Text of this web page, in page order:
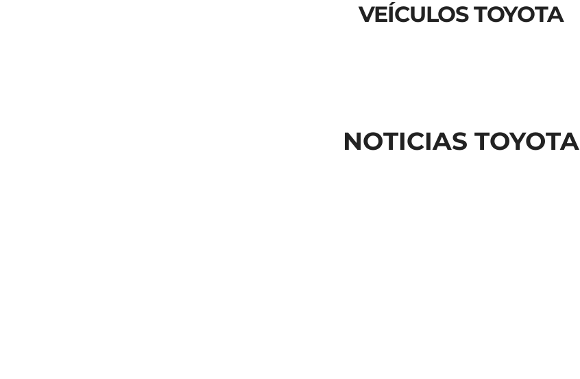
VEÍCULOS TOYOTA
NOTICIAS TOYOTA